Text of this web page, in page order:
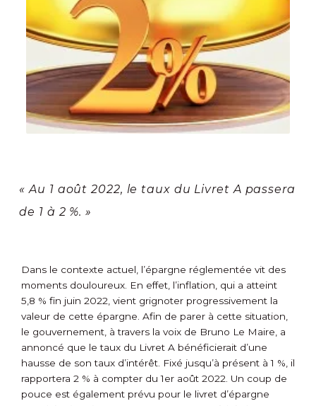
« Au 1 août 2022, le taux du Livret A passera
de 1 à 2 %. »
Dans le contexte actuel, l’épargne réglementée vit des
moments douloureux. En effet, l’inflation, qui a atteint
5,8 % fin juin 2022, vient grignoter progressivement la
valeur de cette épargne. Afin de parer à cette situation,
le gouvernement, à travers la voix de Bruno Le Maire, a
annoncé que le taux du Livret A bénéficierait d’une
hausse de son taux d’intérêt. Fixé jusqu’à présent à 1 %, il
rapportera 2 % à compter du 1er août 2022. Un coup de
pouce est également prévu pour le livret d’épargne